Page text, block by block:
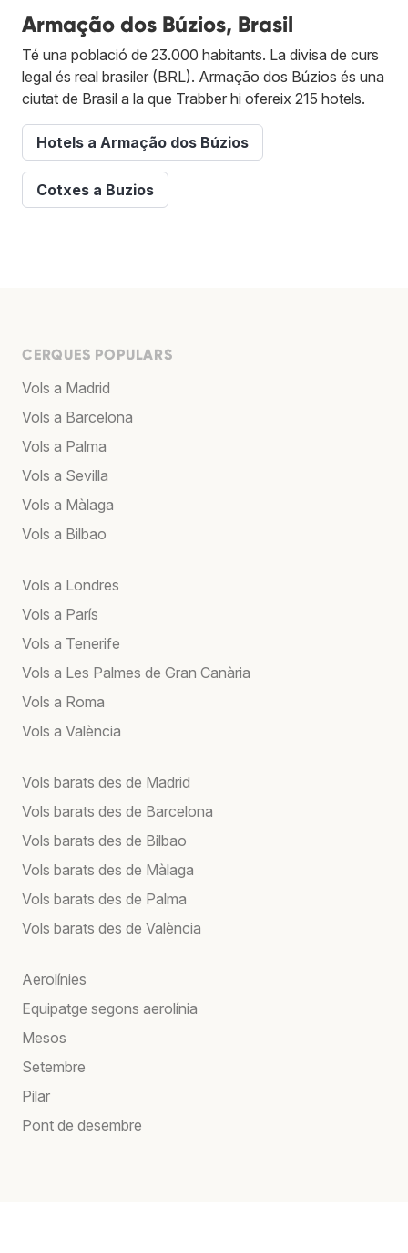
Armação dos Búzios, Brasil
Té una població de 23.000 habitants. La divisa de curs
legal és real brasiler (BRL). Armação dos Búzios és una
ciutat de Brasil a la que Trabber hi ofereix 215 hotels.
Hotels a Armação dos Búzios
Cotxes a Buzios
CERQUES POPULARS
Vols a Madrid
Vols a Barcelona
Vols a Palma
Vols a Sevilla
Vols a Màlaga
Vols a Bilbao
Vols a Londres
Vols a París
Vols a Tenerife
Vols a Les Palmes de Gran Canària
Vols a Roma
Vols a València
Vols barats des de Madrid
Vols barats des de Barcelona
Vols barats des de Bilbao
Vols barats des de Màlaga
Vols barats des de Palma
Vols barats des de València
Aerolínies
Equipatge segons aerolínia
Mesos
Setembre
Pilar
Pont de desembre